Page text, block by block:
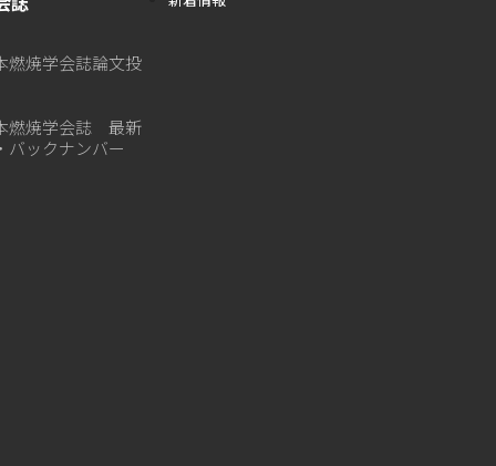
燃焼学会誌論文投
燃焼学会誌 最新
バックナンバー